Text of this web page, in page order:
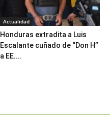
Actualidad
Honduras extradita a Luis
Escalante cuñado de “Don H”
a EE....